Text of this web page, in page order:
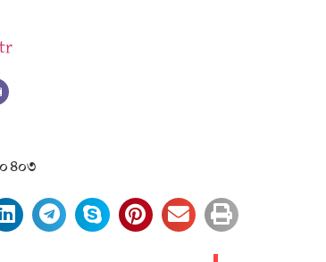
৪০৩